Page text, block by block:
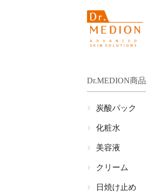
Dr.MEDION商品
炭酸パック
化粧水
美容液
クリーム
日焼け止め